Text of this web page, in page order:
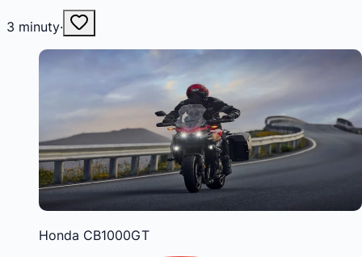
3 minuty·
Honda CB1000GT